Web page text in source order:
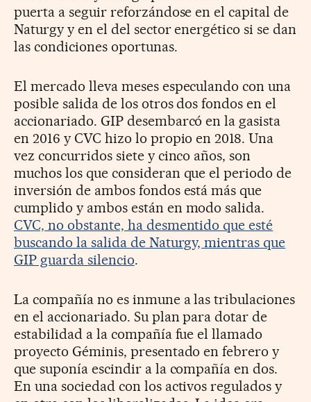
puerta a seguir reforzándose en el capital de
Naturgy y en el del sector energético si se dan
las condiciones oportunas.
El mercado lleva meses especulando con una
posible salida de los otros dos fondos en el
accionariado. GIP desembarcó en la gasista
en 2016 y CVC hizo lo propio en 2018. Una
vez concurridos siete y cinco años, son
muchos los que consideran que el periodo de
inversión de ambos fondos está más que
cumplido y ambos están en modo salida.
CVC, no obstante, ha desmentido que esté
buscando la salida de Naturgy, mientras que
GIP guarda silencio.
La compañía no es inmune a las tribulaciones
en el accionariado. Su plan para dotar de
estabilidad a la compañía fue el llamado
proyecto Géminis, presentado en febrero y
que suponía escindir a la compañía en dos.
En una sociedad con los activos regulados y